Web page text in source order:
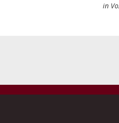
in